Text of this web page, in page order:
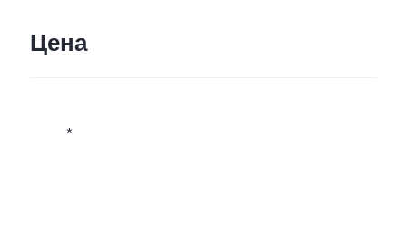
Цена
*